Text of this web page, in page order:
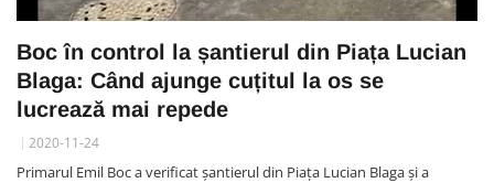
Boc în control la șantierul din Piața Lucian
Blaga: Când ajunge cuțitul la os se
lucrează mai repede
2020-11-24
Primarul Emil Boc a verificat șantierul din Piața Lucian Blaga și a